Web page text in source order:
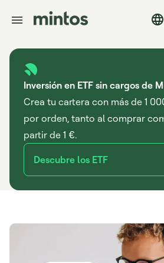
Inversión en ETF sin cargos de
Crea tu cartera con más de 1
por orden, tanto al comprar
partir de 1 €.
Descubre los ETF